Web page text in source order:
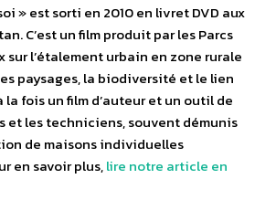
» est sorti en 2010 en livret DVD aux
C’est un film produit par les Parcs
sur l’étalement urbain en zone rurale
paysages, la biodiversité et le lien
la fois un film d’auteur et un outil de
et les techniciens, souvent démunis
de maisons individuelles
en savoir plus,lire notre article en